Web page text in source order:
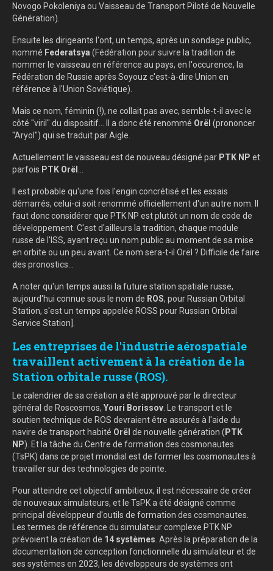
Novogo Pokoleniya ou Vaisseau de Transport Piloté de Nouvelle
Génération).
Ensuite les dirigeants l'ont, un temps, après un sondage public,
nommé Federatsya (Fédération pour suivre la tradition de
nommer le vaisseau en référence au pays, en l'occurence, la
Fédération de Russie après Soyouz c'est-à-dire Union en
référence à l'Union Soviétique).
Mais ce nom, féminin (!), ne collait pas avec, semble-t-il avec le
côté "viril" du dispositif... Il a donc été renommé Orël (prononcer
"Aryol") qui se traduit par Aigle.
Actuellement le vaisseau est de nouveau désigné par PTK NP et
parfois PTK Orël ...
Il est probable qu'une fois l'engin concrétisé et les essais
démarrés, celui-ci soit renommé officiellement d'un autre nom. Il
faut donc considérer que PTK NP est plutôt un nom de code de
développement. C'est d'ailleurs la tradition, chaque module
russe de l'ISS, ayant reçu un nom public au moment de sa mise
en orbite ou un peu avant. Ce nom sera-t-il Orël ? Difficile de faire
des pronostics...
A noter qu'un temps aussi la future station spatiale russe,
aujourd'hui connue sous le nom de ROS, pour Russian Orbital
Station, s'est un temps appelée ROSS pour Russian Orbital
Service Station].
Les entreprises de l'industrie aérospatiale
travaillent activement à la création de la
Station orbitale russe (ROS).
Le calendrier de sa création a été approuvé par le directeur
général de Roscosmos, Youri Borissov. Le transport et le
soutien technique de ROS devraient être assurés à l'aide du
navire de transport habité Orël de nouvelle génération ( PTK
NP). Et la tâche du Centre de formation des cosmonautes
(TsPK) dans ce projet mondial est de former les cosmonautes à
travailler sur des technologies de pointe.
Pour atteindre cet objectif ambitieux, il est nécessaire de créer
de nouveaux simulateurs, et le TsPK a été désigné comme
principal développeur d'outils de formation des cosmonautes.
Les termes de référence du simulateur complexe PTK NP
prévoient la création de 14 systèmes. Après la préparation de la
documentation de conception fonctionnelle du simulateur et de
ses systèmes en 2023, les développeurs de systèmes ont